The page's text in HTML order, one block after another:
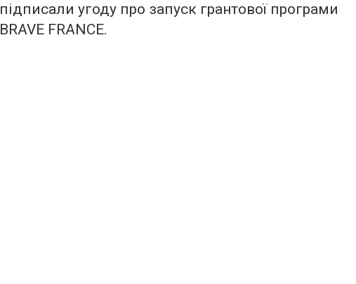
підписали угоду про запуск грантової програми
BRAVE FRANCE.